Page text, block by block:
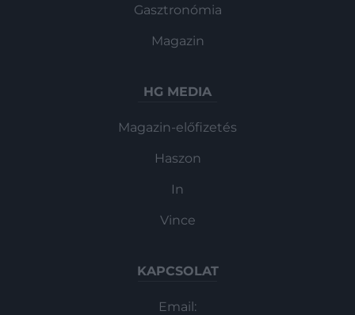
Gasztronómia
Magazin
HG MEDIA
Magazin-előfizetés
Haszon
In
Vince
KAPCSOLAT
Email: